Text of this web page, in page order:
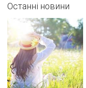
Останні новини